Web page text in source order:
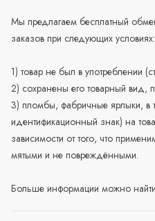
Мы предлагаем бесплатный
заказов при следующих условиях:
1) товар не был в употреблении
2) сохранены его товарный вид,
3) пломбы, фабричные ярлыки, в
идентификационный знак) на
зависимости от того, что
мятыми и не повреждёнными.
Больше информации можно